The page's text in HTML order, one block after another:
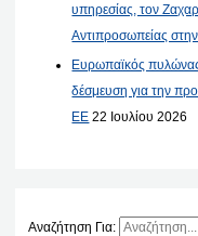
υπηρεσίας, τον
Αντιπροσωπείας
Ευρωπαϊκός
δέσμευση για την
ΕΕ 22 Ιουλίου 2026
Αναζήτηση Για: